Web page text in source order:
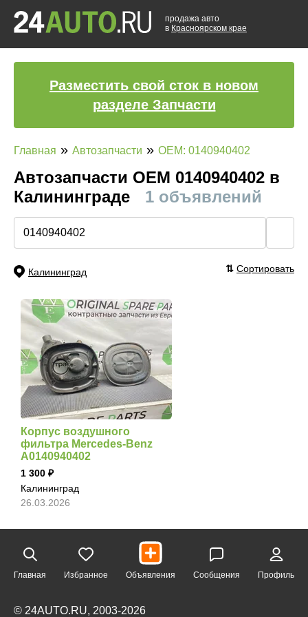
продажа авто
в Красноярском крае
Разместить свой сток в новом
разделе Запчасти
Главная » Автозапчасти » OEM: 0140940402
Автозапчасти ОЕМ 0140940402 в
Калининграде
1 объявлений
Калининград ⇅ Сортировать
Корпус воздушного
фильтра Mercedes-Benz
A0140940402
1 300
Калининград
26.03.2026
Главная Избранное Объявления Сообщения Профиль
© 24AUTO.RU, 2003-2026